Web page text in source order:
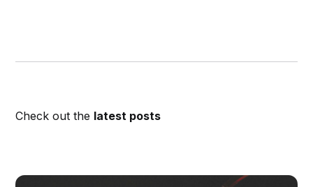
Check out the latest posts